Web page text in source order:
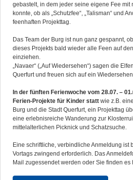
gebastelt, in dem jeder seine eigene Fee mit
konnte, ob als „Schutzfee“, „Talisman“ und
feenhaften Projekttag.
Das Team der Burg ist nun ganz gespannt,
dieses Projekts bald wieder alle Feen auf
einziehen.
„Navaer“ („Auf Wiedersehen“) sagen die
Querfurt und freuen sich auf ein
In der fünften Ferienwoche vom 28.07. –
Ferien-Projekte für Kinder statt wie z.B.
Burg und die Stadt Querfurt, ein Projekttag
eine erlebnisreiche Wanderung zur
mittelalterlichen Picknick und Schatzsuche.
Eine schriftliche, verbindliche Anmeldung ist
Vortags zwingend erforderlich. Das
Mail zugessendet werden oder Sie finden es